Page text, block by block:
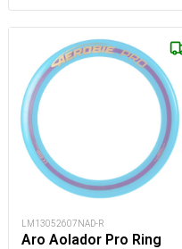
LM13052607NAD-R
Aro Aolador Pro Ring